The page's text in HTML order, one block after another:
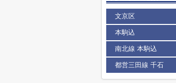
文京区
本駒込
南北線 本駒込
都営三田線 千石